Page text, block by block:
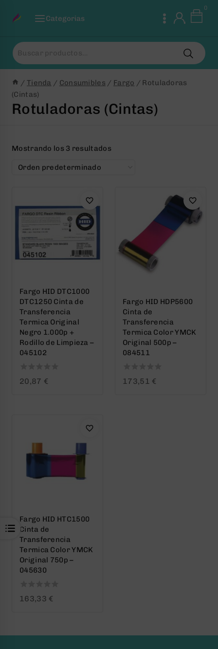
Categorias
0
Buscar
por:
/ Tienda / Consumibles / Fargo / Rotuladoras
(Cintas)
Rotuladoras (Cintas)
Mostrando los 3 resultados
Fargo HID DTC1000
DTC1250 Cinta de
Transferencia
Termica Original
Negro 1.000p +
Rodillo de Limpieza –
045102
0
20,87 €
Fargo HID HDP5600
Cinta de
Transferencia
Termica Color YMCK
Original 500p –
084511
0173,51 €
Fargo HID HTC1500
Cinta de
Transferencia
Termica Color YMCK
Original 750p –
045630
0163,33 €